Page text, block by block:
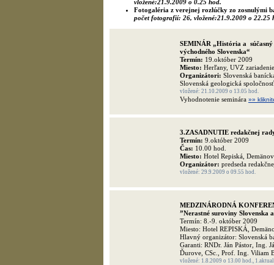
vložené:21.9.2009 o 0.25 hod.
Fotogaléria z verejnej rozlúčky zo zosnulými
počet fotografií: 26, vložené:21.9.2009 o 22.25
SEMINÁR „História a
východného Slovenska“
Termín: 19.október 2009
Miesto: Herľany, UVZ
Organizátori: Slovenská
Slovenská geologická spoločnosť
vložené: 21.10.2009 o 13.05 hod.
Vyhodnotenie seminára »»
3.ZASADNUTIE redakčnej
Termín: 9.október 2009
Čas: 10.00 hod.
Miesto: Hotel Repiská,
Organizátor: predseda
vložené: 29.9.2009 o 09.55 hod.
MEDZINÁRODNÁ
”Nerastné suroviny Slovenska
Termín: 8.-9. október 2009
Miesto: Hotel REPISKÁ,
Hlavný organizátor: Slovenská
Garanti: RNDr. Ján Pástor, Ing.
Ďurove, CSc., Prof. Ing. Viliam
vložené: 1.8.2009 o 13.00 hod.,